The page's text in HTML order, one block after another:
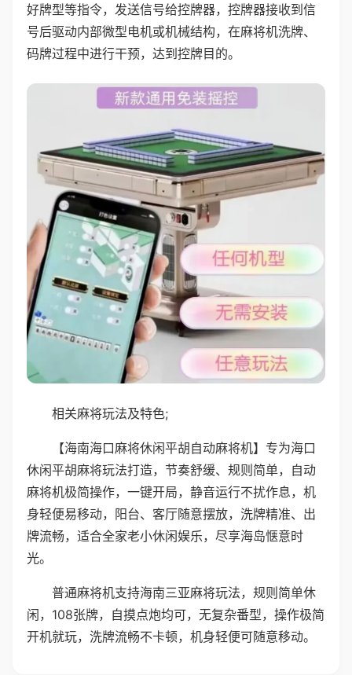
好牌型等指令，发送信号给控牌器，控牌器接收到信
号后驱动内部微型电机或机械结构，在麻将机洗牌、
码牌过程中进行干预，达到控牌目的。
相关麻将玩法及特色;
【海南海口麻将休闲平胡自动麻将机】专为海口
休闲平胡麻将玩法打造，节奏舒缓、规则简单，自动
麻将机极简操作，一键开局，静音运行不扰作息，机
身轻便易移动，阳台、客厅随意摆放，洗牌精准、出
牌流畅，适合全家老小休闲娱乐，尽享海岛惬意时
光。
普通麻将机支持海南三亚麻将玩法，规则简单休
闲，108张牌，自摸点炮均可，无复杂番型，操作极简
开机就玩，洗牌流畅不卡顿，机身轻便可随意移动。